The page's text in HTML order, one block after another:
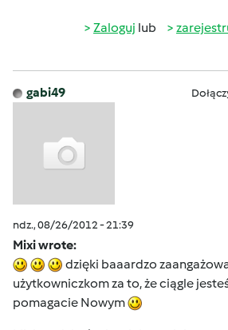
Zaloguj lub
gabi49
ndz., 08/26/2012 - 21:39
Mixi wrote:
dzięki baaardzo
użytkowniczkom za to, że ciągle
pomagacie Nowym